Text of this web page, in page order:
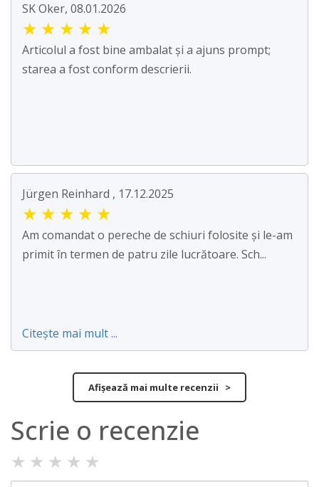
SK Oker, 08.01.2026
★ ★ ★ ★ ★
Articolul a fost bine ambalat și a ajuns prompt;
starea a fost conform descrierii.
Jürgen Reinhard , 17.12.2025
★ ★ ★ ★ ★
Am comandat o pereche de schiuri folosite și le-am
primit în termen de patru zile lucrătoare. Sch...
Citește mai mult ...
Afișează mai multe recenzii >
Scrie o recenzie
★ ★ ★ ★ ★